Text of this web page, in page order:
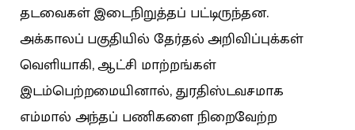
தடவைகள் இடைநிறுத்தப் பட்டிருந்தன.
அக்காலப் பகுதியில் தேர்தல் அறிவிப்புக்கள்
வெளியாகி, ஆட்சி மாற்றங்கள்
இடம்பெற்றமையினால், துரதிஸ்டவசமாக
எம்மால் அந்தப் பணிகளை நிறைவேற்ற